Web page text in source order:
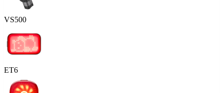
VS500
ET6